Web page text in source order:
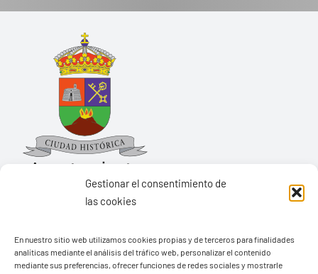
Gestionar el consentimiento de
las cookies
En nuestro sitio web utilizamos cookies propias y de terceros para finalidades
analíticas mediante el análisis del tráfico web, personalizar el contenido
mediante sus preferencias, ofrecer funciones de redes sociales y mostrarle
Pza. de Los Remedios, 1
35570 – Yaiza